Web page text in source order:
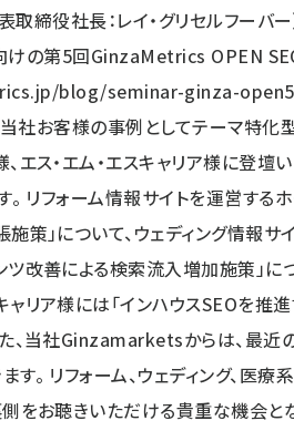
締役社長：レイ・グリセルフーバー
けの第5回GinzaMetrics OPEN
blog/seminar-ginza-
社お客様の事例としてテーマ特化
エス・エム・エスキャリア様に登壇
リフォーム情報サイトを運営する
策」について、ウェディング情報サ
改善による検索流入増加施策」に
リア様には「インハウスSEOを推
、当社Ginzamarketsからは、最近
リフォーム、ウェディング、医療
をお聴きいただける貴重な機会と